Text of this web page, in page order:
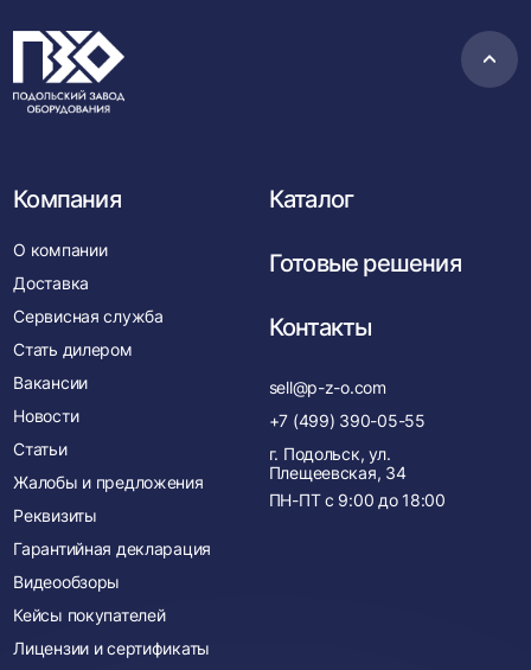
в
Компания
О компании
Доставка
Сервисная служба
Стать дилером
Вакансии
Новости
Статьи
Жалобы и предложения
Реквизиты
Гарантийная декларация
Видеообзоры
Кейсы покупателей
Лицензии и сертификаты
Каталог
Готовые решения
Контакты
sell@p-z-o.com
+7 (499) 390-05-55
г. Подольск, ул.
Плещеевская, 34
ПН-ПТ с 9:00 до 18:00